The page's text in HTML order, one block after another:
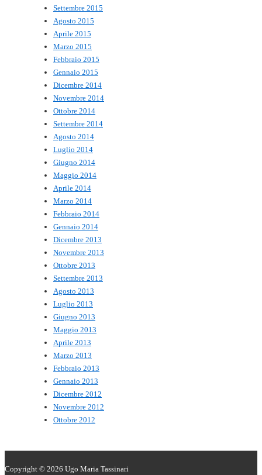
Settembre 2015
Agosto 2015
Aprile 2015
Marzo 2015
Febbraio 2015
Gennaio 2015
Dicembre 2014
Novembre 2014
Ottobre 2014
Settembre 2014
Agosto 2014
Luglio 2014
Giugno 2014
Maggio 2014
Aprile 2014
Marzo 2014
Febbraio 2014
Gennaio 2014
Dicembre 2013
Novembre 2013
Ottobre 2013
Settembre 2013
Agosto 2013
Luglio 2013
Giugno 2013
Maggio 2013
Aprile 2013
Marzo 2013
Febbraio 2013
Gennaio 2013
Dicembre 2012
Novembre 2012
Ottobre 2012
Copyright © 2026 Ugo Maria Tassinari